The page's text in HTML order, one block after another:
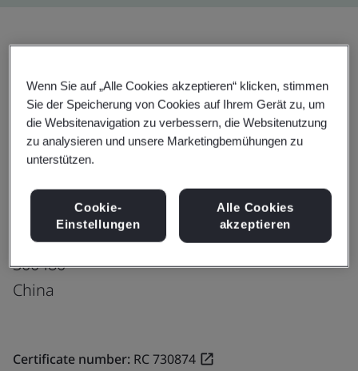
Cabot Chemical (Tianjin) Co., Ltd.
Cabot Performance Products
(Tianjin) Co., Ltd.
No. 1, Yaoshan Road
Hangu District
300480
China
Certificate number: RC 730874
Wenn Sie auf „Alle Cookies akzeptieren“ klicken, stimmen
Sie der Speicherung von Cookies auf Ihrem Gerät zu, um
die Websitenavigation zu verbessern, die Websitenutzung
zu analysieren und unsere Marketingbemühungen zu
unterstützen.
Cookie-
Einstellungen
Alle Cookies
akzeptieren